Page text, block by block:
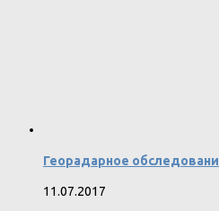
Георадарное
11.07.2017